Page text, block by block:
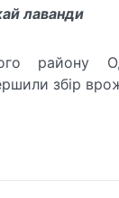
лаванди
району
збір